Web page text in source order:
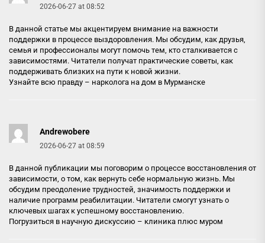
2026-06-27 at 08:52
В данной статье мы акцентируем внимание на важности
поддержки в процессе выздоровления. Мы обсудим, как друзья,
семья и профессионалы могут помочь тем, кто сталкивается с
зависимостями. Читатели получат практические советы, как
поддерживать близких на пути к новой жизни.
Узнайте всю правду – нарколога на дом в Мурманске
Andrewobere
2026-06-27 at 08:59
В данной публикации мы поговорим о процессе восстановления от
зависимости, о том, как вернуть себе нормальную жизнь. Мы
обсудим преодоление трудностей, значимость поддержки и
наличие программ реабилитации. Читатели смогут узнать о
ключевых шагах к успешному восстановлению.
Погрузиться в научную дискуссию – клиника плюс муром